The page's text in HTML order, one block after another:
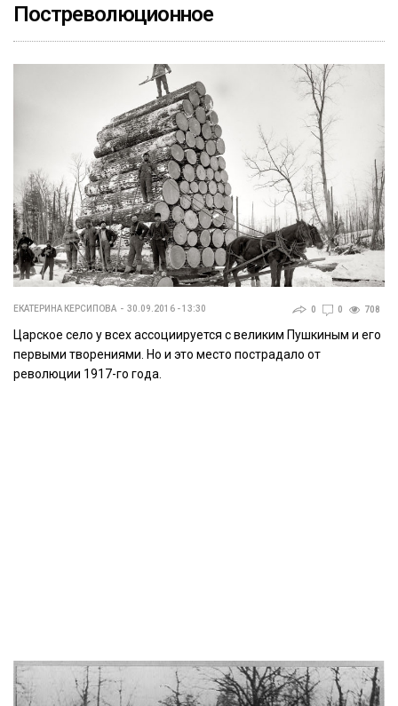
Постреволюционное
ЕКАТЕРИНА КЕРСИПОВА 30.09.2016 - 13:30 0 0 708
Царское село у всех ассоциируется с великим Пушкиным и его
первыми творениями. Но и это место пострадало от
революции 1917-го года.